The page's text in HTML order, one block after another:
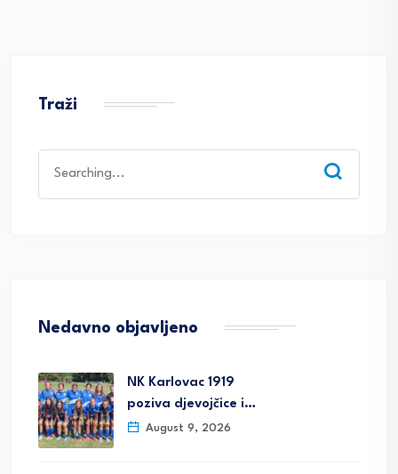
Traži
for:
Nedavno objavljeno
NK Karlovac 1919
poziva djevojčice i…
August 9, 2026